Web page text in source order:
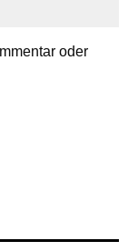
oder